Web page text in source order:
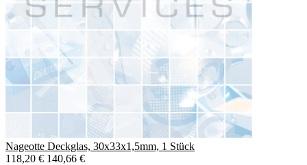
Nageotte Deckglas, 30x33x1,5mm, 1 Stück
118,20 € 140,66 €